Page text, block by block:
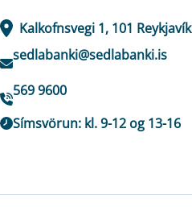
Kalkofnsvegi 1, 101 Reykjavík
sedlabanki@sedlabanki.is
569 9600
Símsvörun: kl. 9-12 og 13-16